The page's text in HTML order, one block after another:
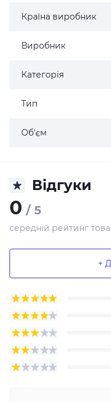
Країна виробник
Виробник
Категорія
Тип
Об'єм
Відгуки
0 / 5
середній рейтинг
+